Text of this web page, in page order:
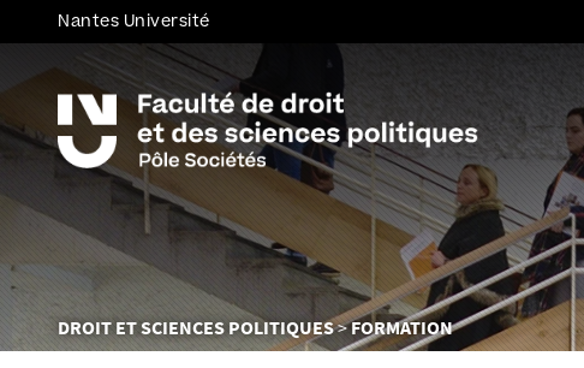
Nantes Université
Vous
êtes
DROIT ET SCIENCES POLITIQUES FORMATION